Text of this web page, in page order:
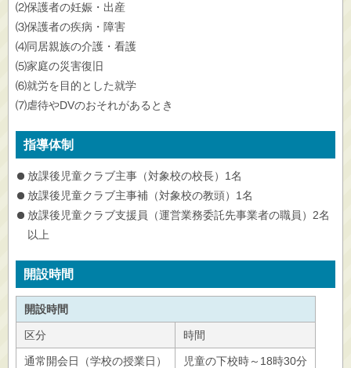
⑵保護者の妊娠・出産
⑶保護者の疾病・障害
⑷同居親族の介護・看護
⑸家庭の災害復旧
⑹就労を目的とした就学
⑺虐待やDVのおそれがあるとき
指導体制
放課後児童クラブ主事（対象校の校長）1名
放課後児童クラブ主事補（対象校の教頭）1名
放課後児童クラブ支援員（運営業務委託先事業者の職員）2名
以上
開設時間
開設時間
区分 時間
通常開会日（学校の授業日） 児童の下校時～18時30分